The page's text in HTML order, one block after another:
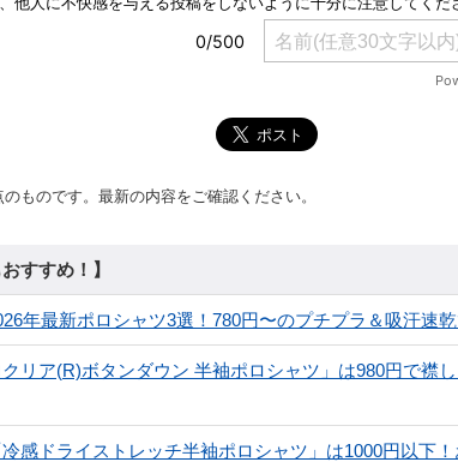
ものです。最新の内容をご確認ください。
すすめ！】
年最新ポロシャツ3選！780円〜のプチプラ＆吸汗速
リア(R)ボタンダウン 半袖ポロシャツ」は980円で襟
冷感ドライストレッチ半袖ポロシャツ」は1000円以下